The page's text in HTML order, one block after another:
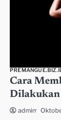
Cara
Dilakukan
admin